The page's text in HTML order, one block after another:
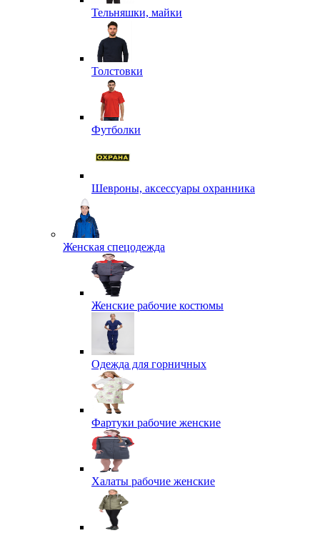
Тельняшки, майки
Толстовки
Футболки
Шевроны, аксессуары охранника
Женская спецодежда
Женские рабочие костюмы
Одежда для горничных
Фартуки рабочие женские
Халаты рабочие женские